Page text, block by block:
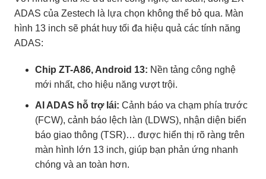
ADAS của Zestech là lựa chọn không thể bỏ qua. Màn
hình 13 inch sẽ phát huy tối đa hiệu quả các tính năng
ADAS:
Chip ZT-A86, Android 13: Nền tảng công nghệ
mới nhất, cho hiệu năng vượt trội.
AI ADAS hỗ trợ lái: Cảnh báo va chạm phía trước
(FCW), cảnh báo lệch làn (LDWS), nhận diện biển
báo giao thông (TSR)… được hiển thị rõ ràng trên
màn hình lớn 13 inch, giúp bạn phản ứng nhanh
chóng và an toàn hơn.